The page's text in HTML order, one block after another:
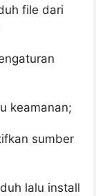
file dari
keamanan;
sumber
lalu install